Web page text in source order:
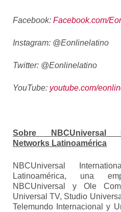
Facebook: Facebook.com/
Instagram: @Eonlinelatino
Twitter: @Eonlinelatino
YouTube: youtube.com/
Sobre NBCUniversal
Networks Latinoamérica
NBCUniversal
Latinoamérica, una
NBCUniversal y Ole
Universal TV, Studio
Telemundo Internacional y